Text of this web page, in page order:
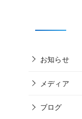
お知らせ
メディア
ブログ